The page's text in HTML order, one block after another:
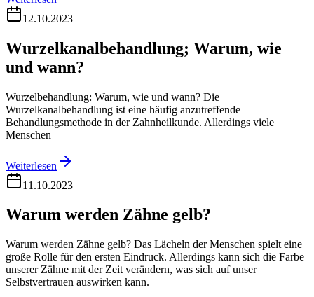
12.10.2023
Wurzelkanalbehandlung; Warum, wie
und wann?
Wurzelbehandlung: Warum, wie und wann? Die
Wurzelkanalbehandlung ist eine häufig anzutreffende
Behandlungsmethode in der Zahnheilkunde. Allerdings viele
Menschen
Weiterlesen
11.10.2023
Warum werden Zähne gelb?
Warum werden Zähne gelb? Das Lächeln der Menschen spielt eine
große Rolle für den ersten Eindruck. Allerdings kann sich die Farbe
unserer Zähne mit der Zeit verändern, was sich auf unser
Selbstvertrauen auswirken kann.